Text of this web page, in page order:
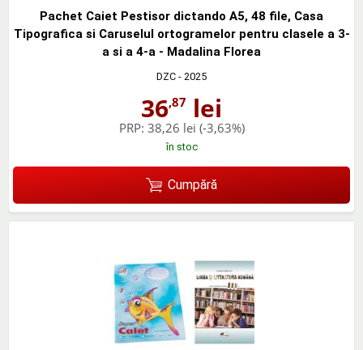
Pachet Caiet Pestisor dictando A5, 48 file, Casa
Tipografica si Caruselul ortogramelor pentru clasele a 3-
a si a 4-a - Madalina Florea
DZC - 2025
36,87 lei
PRP: 38,26 lei (-3,63%)
în stoc
Cumpără